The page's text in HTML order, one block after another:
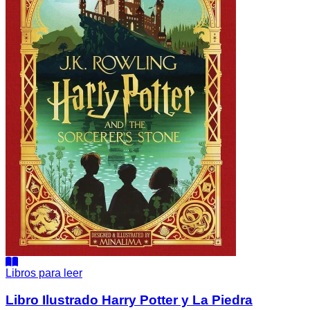
Piedra
Filosofal
J.K.
Rowling
Edición
Minalima
Libros para leer
Libro Ilustrado Harry Potter y La Piedra